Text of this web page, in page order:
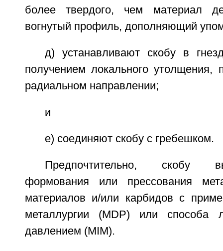
более твердого, чем материал
вогнутый профиль, дополняющий
д) устанавливают скобу в
получением локального
радиальном направлении;
и
е) соединяют скобу с гребешком.
Предпочтительно, скобу
формования или прессования
материалов и/или карбидов с
металлургии (MDP) или способа
давлением (MIM).